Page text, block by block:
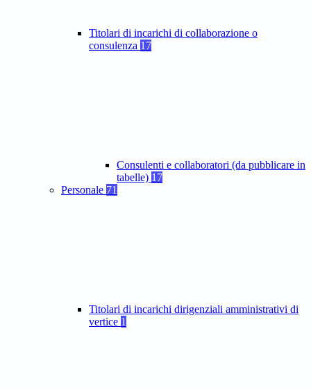
Titolari di incarichi di collaborazione o
consulenza 17
Consulenti e collaboratori (da pubblicare in
tabelle) 17
Personale 71
Titolari di incarichi dirigenziali amministrativi di
vertice 1